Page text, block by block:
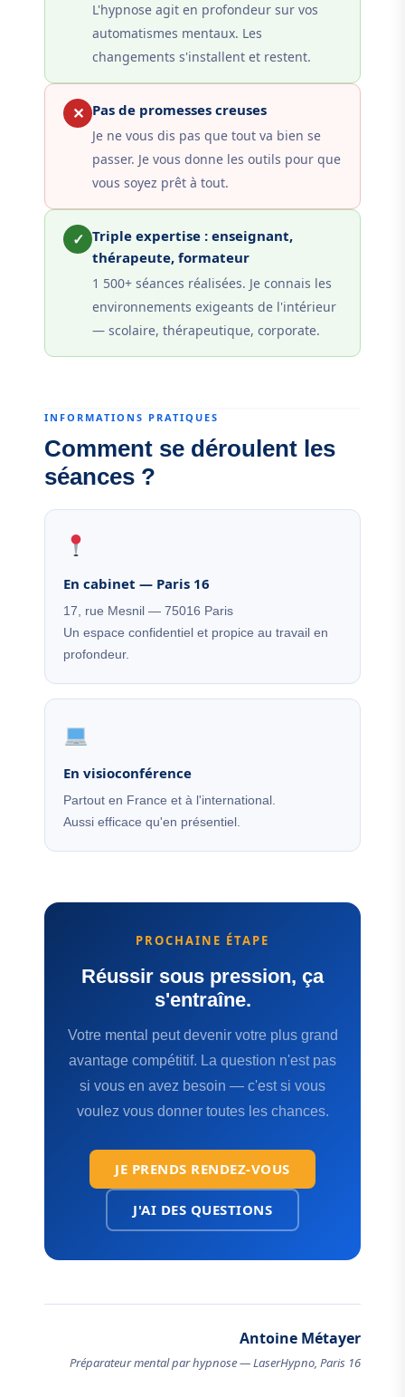
L'hypnose agit en profondeur sur vos
automatismes mentaux. Les
changements s'installent et restent.
✕ Pas de promesses creuses
Je ne vous dis pas que tout va bien se
passer. Je vous donne les outils pour que
vous soyez prêt à tout.
✓ Triple expertise : enseignant,
thérapeute, formateur
1 500+ séances réalisées. Je connais les
environnements exigeants de l'intérieur
— scolaire, thérapeutique, corporate.
INFORMATIONS PRATIQUES
Comment se déroulent les
séances ?
En cabinet — Paris 16
17, rue Mesnil — 75016 Paris
Un espace confidentiel et propice au travail en
profondeur.
En visioconférence
Partout en France et à l'international.
Aussi efficace qu'en présentiel.
PROCHAINE ÉTAPE
Réussir sous pression, ça
s'entraîne.
Votre mental peut devenir votre plus grand
avantage compétitif. La question n'est pas
si vous en avez besoin — c'est si vous
voulez vous donner toutes les chances.
JE PRENDS RENDEZ-VOUS
J'AI DES QUESTIONS
Antoine Métayer
Préparateur mental par hypnose — LaserHypno, Paris 16